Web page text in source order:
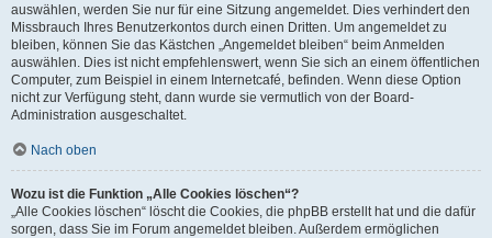
auswählen, werden Sie nur für eine Sitzung angemeldet. Dies verhindert den
Missbrauch Ihres Benutzerkontos durch einen Dritten. Um angemeldet zu
bleiben, können Sie das Kästchen „Angemeldet bleiben“ beim Anmelden
auswählen. Dies ist nicht empfehlenswert, wenn Sie sich an einem öffentlichen
Computer, zum Beispiel in einem Internetcafé, befinden. Wenn diese Option
nicht zur Verfügung steht, dann wurde sie vermutlich von der Board-
Administration ausgeschaltet.
Nach oben
Wozu ist die Funktion „Alle Cookies löschen“?
„Alle Cookies löschen“ löscht die Cookies, die phpBB erstellt hat und die dafür
sorgen, dass Sie im Forum angemeldet bleiben. Außerdem ermöglichen